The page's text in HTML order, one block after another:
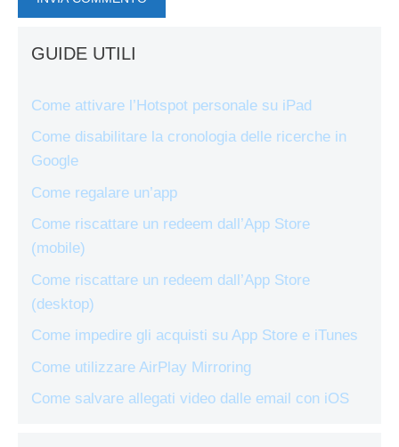
GUIDE UTILI
Come attivare l’Hotspot personale su iPad
Come disabilitare la cronologia delle ricerche in
Google
Come regalare un’app
Come riscattare un redeem dall’App Store
(mobile)
Come riscattare un redeem dall’App Store
(desktop)
Come impedire gli acquisti su App Store e iTunes
Come utilizzare AirPlay Mirroring
Come salvare allegati video dalle email con iOS